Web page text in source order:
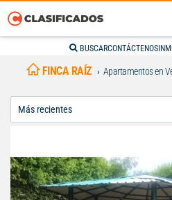
BUSCARCONTÁCTENOS
FINCA RAÍZ Apartamentos en